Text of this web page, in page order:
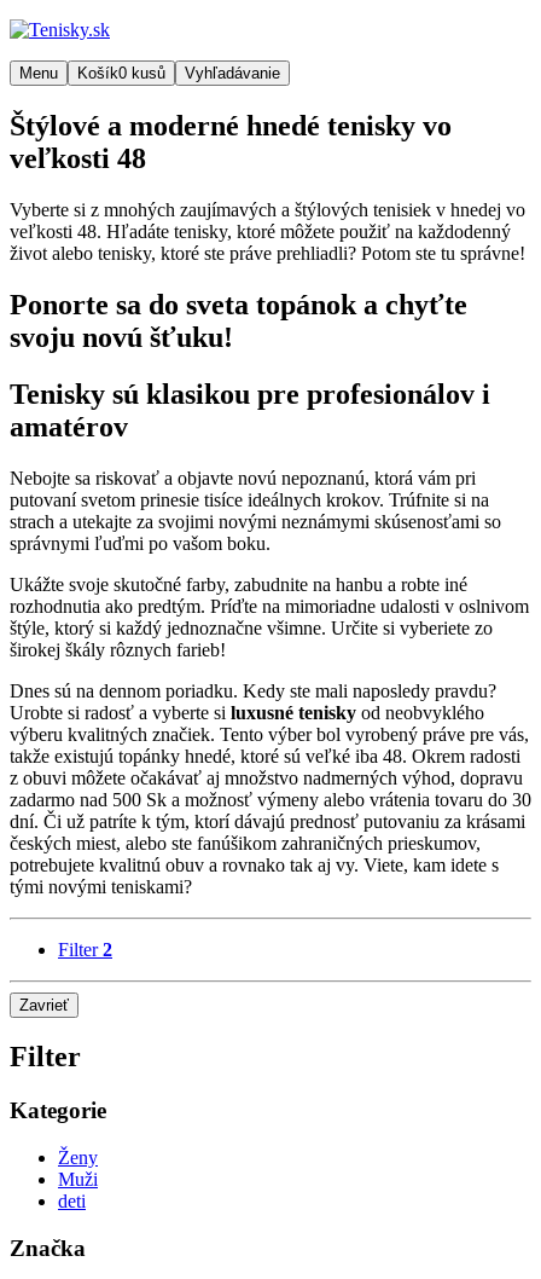
Menu Košík0 kusů Vyhľadávanie
Štýlové a moderné hnedé tenisky vo
veľkosti 48
Vyberte si z mnohých zaujímavých a štýlových tenisiek v hnedej vo
veľkosti 48. Hľadáte tenisky, ktoré môžete použiť na každodenný
život alebo tenisky, ktoré ste práve prehliadli? Potom ste tu správne!
Ponorte sa do sveta topánok a chyťte
svoju novú šťuku!
Tenisky sú klasikou pre profesionálov i
amatérov
Nebojte sa riskovať a objavte novú nepoznanú, ktorá vám pri
putovaní svetom prinesie tisíce ideálnych krokov. Trúfnite si na
strach a utekajte za svojimi novými neznámymi skúsenosťami so
správnymi ľuďmi po vašom boku.
Ukážte svoje skutočné farby, zabudnite na hanbu a robte iné
rozhodnutia ako predtým. Príďte na mimoriadne udalosti v oslnivom
štýle, ktorý si každý jednoznačne všimne. Určite si vyberiete zo
širokej škály rôznych farieb!
Dnes sú na dennom poriadku. Kedy ste mali naposledy pravdu?
Urobte si radosť a vyberte si luxusné tenisky od neobvyklého
výberu kvalitných značiek. Tento výber bol vyrobený práve pre vás,
takže existujú topánky hnedé, ktoré sú veľké iba 48. Okrem radosti
z obuvi môžete očakávať aj množstvo nadmerných výhod, dopravu
zadarmo nad 500 Sk a možnosť výmeny alebo vrátenia tovaru do 30
dní. Či už patríte k tým, ktorí dávajú prednosť putovaniu za krásami
českých miest, alebo ste fanúšikom zahraničných prieskumov,
potrebujete kvalitnú obuv a rovnako tak aj vy. Viete, kam idete s
tými novými teniskami?
Filter2
Zavrieť
Filter
Kategorie
Ženy
Muži
deti
Značka